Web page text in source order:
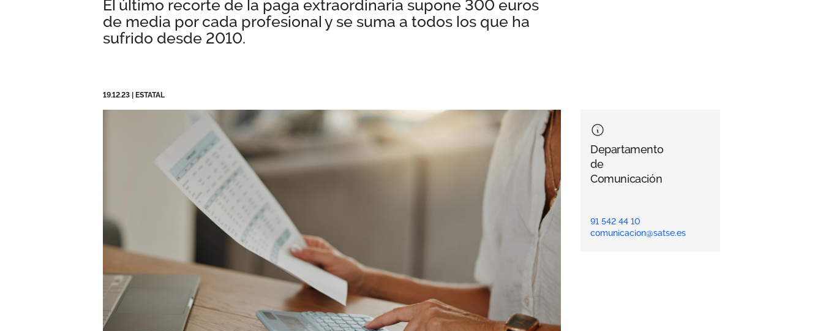
El último recorte de la paga extraordinaria supone 300 euros
de media por cada profesional y se suma a todos los que ha
sufrido desde 2010.
19.12.23 ESTATAL
Departamento
de
Comunicación
91 542 44 10
comunicacion@satse.es